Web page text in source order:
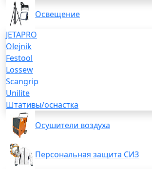
Освещение
JETAPRO
Olejnik
Festool
Lossew
Scangrip
Unilite
Штативы/оснастка
Осушители воздуха
Персональная защита СИЗ